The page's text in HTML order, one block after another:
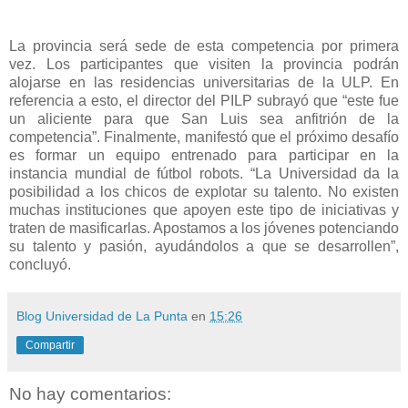
La provincia será sede de esta competencia por primera
vez. Los participantes que visiten la provincia podrán
alojarse en las residencias universitarias de la ULP. En
referencia a esto, el director del PILP subrayó que “este fue
un aliciente para que San Luis sea anfitrión de la
competencia”. Finalmente, manifestó que el próximo desafío
es formar un equipo entrenado para participar en la
instancia mundial de fútbol robots. “La Universidad da la
posibilidad a los chicos de explotar su talento. No existen
muchas instituciones que apoyen este tipo de iniciativas y
traten de masificarlas. Apostamos a los jóvenes potenciando
su talento y pasión, ayudándolos a que se desarrollen”,
concluyó.
Blog Universidad de La Punta en 15:26
Compartir
No hay comentarios: